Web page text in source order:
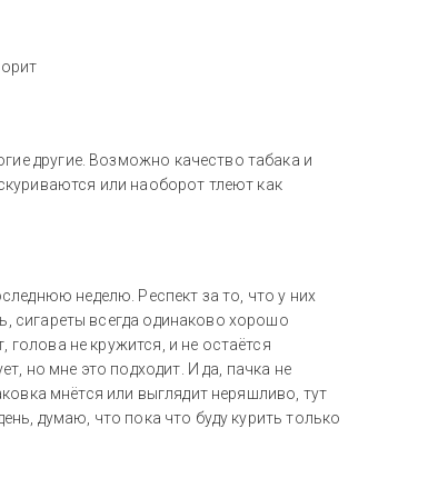
другие. Возможно качество табака и
или наоборот тлеют как
неделю. Респект за то, что у них
сигареты всегда одинаково хорошо
не кружится, и не остаётся
но мне это подходит. И да, пачка не
мнётся или выглядит неряшливо, тут
думаю, что пока что буду курить только